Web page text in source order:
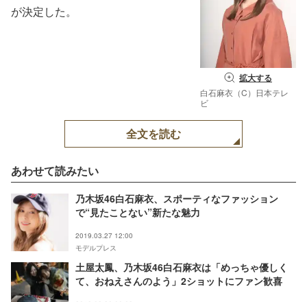
拡大する
白石麻衣（C）日本テレ
ビ
が決定した。
全文を読む
あわせて読みたい
乃木坂46白石麻衣、スポーティなファッション
で“見たことない”新たな魅力
2019.03.27 12:00
モデルプレス
土屋太鳳、乃木坂46白石麻衣は「めっちゃ優しく
て、おねえさんのよう」2ショットにファン歓喜